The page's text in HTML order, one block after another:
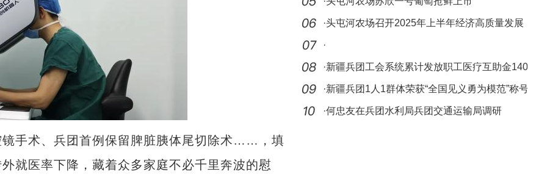
术、兵团首例保留脾脏胰体尾切除术……，填
就医率下降，藏着众多家庭不必千里奔波的慰
·头屯河农场召开2025年上半年经济高质量发展
现场会
·
·新疆兵团工会系统累计发放职工医疗互助金140
余万元
·新疆兵团1人1群体荣获“全国见义勇为模范”称号
·何忠友在兵团水利局兵团交通运输局调研